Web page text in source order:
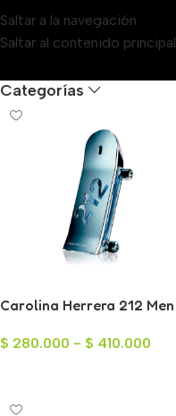
Saltar a la navegación
Saltar al contenido principal
Categorías
Carolina Herrera 212 Men
Hombre 90ml
$ 280.000 - $ 410.000